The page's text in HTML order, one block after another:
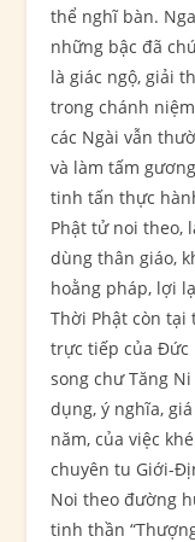
thể nghĩ bàn.
những bậc đã
là giác ngộ, giải
trong chánh
các Ngài vẫn
và làm tấm
tinh tấn thực
Phật tử noi theo,
dùng thân giáo,
hoằng pháp, lợi
Thời Phật còn tại
trực tiếp của Đức
song chư Tăng
dụng, ý nghĩa,
năm, của việc
chuyên tu Giới-
Noi theo đường
tinh thần